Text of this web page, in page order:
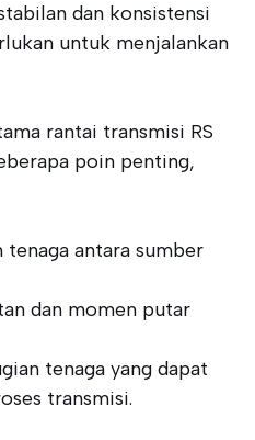
dan konsistensi
untuk menjalankan
rantai transmisi RS
poin penting,
tenaga antara sumber
dan momen putar
tenaga yang dapat
transmisi.